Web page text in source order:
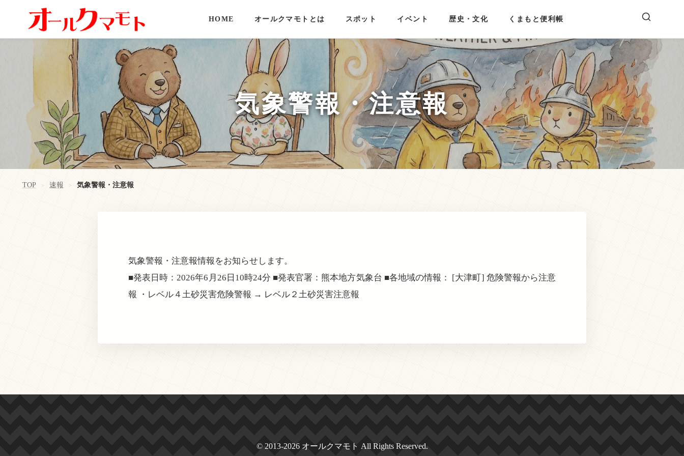
HOME オールクマモトとは スポット イベント 歴史・文化 くまもと便利帳
気象警報・注意報
TOP > 速報 > 気象警報・注意報
気象警報・注意報情報をお知らせします。
■発表日時：2026年6月26日10時24分 ■発表官署：熊本地方気象台 ■各地域の情報： [大津町] 危険警報から注意
報 ・レベル４土砂災害危険警報 → レベル２土砂災害注意報
© 2013-2026 オールクマモト All Rights Reserved.